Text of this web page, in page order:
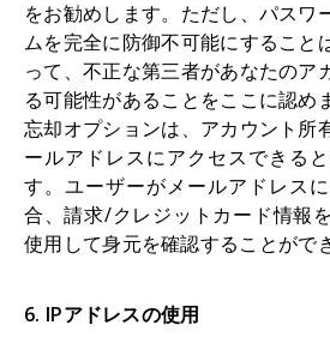
をお勧めします。ただし、パスワ
ムを完全に防御不可能にすること
って、不正な第三者があなたのア
る可能性があることをここに認め
忘却オプションは、アカウント所
ールアドレスにアクセスできる
す。ユーザーがメールアドレス
合、請求/クレジットカード情報
使用して身元を確認することがで
6. IPアドレスの使用